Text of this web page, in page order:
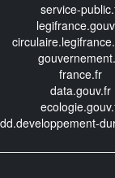
service-
france.fr
data.gouv.fr